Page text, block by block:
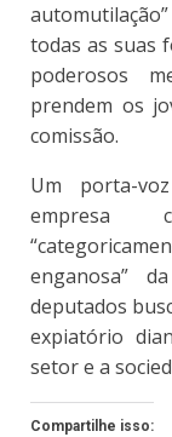
todas as suas
poderosos
prendem os
comissão.
Um porta-
empresa
enganosa”
deputados
expiatório
setor e a
Compartilhe isso: